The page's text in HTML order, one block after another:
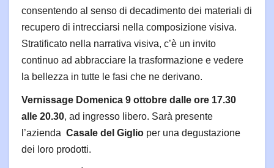
consentendo al senso di decadimento dei materiali di
recupero di intrecciarsi nella composizione visiva.
Stratificato nella narrativa visiva, c’è un invito
continuo ad abbracciare la trasformazione e vedere
la bellezza in tutte le fasi che ne derivano.
Vernissage Domenica 9 ottobre dalle ore 17.30
alle 20.30, ad ingresso libero. Sarà presente
l’azienda Casale del Giglio per una degustazione
dei loro prodotti.